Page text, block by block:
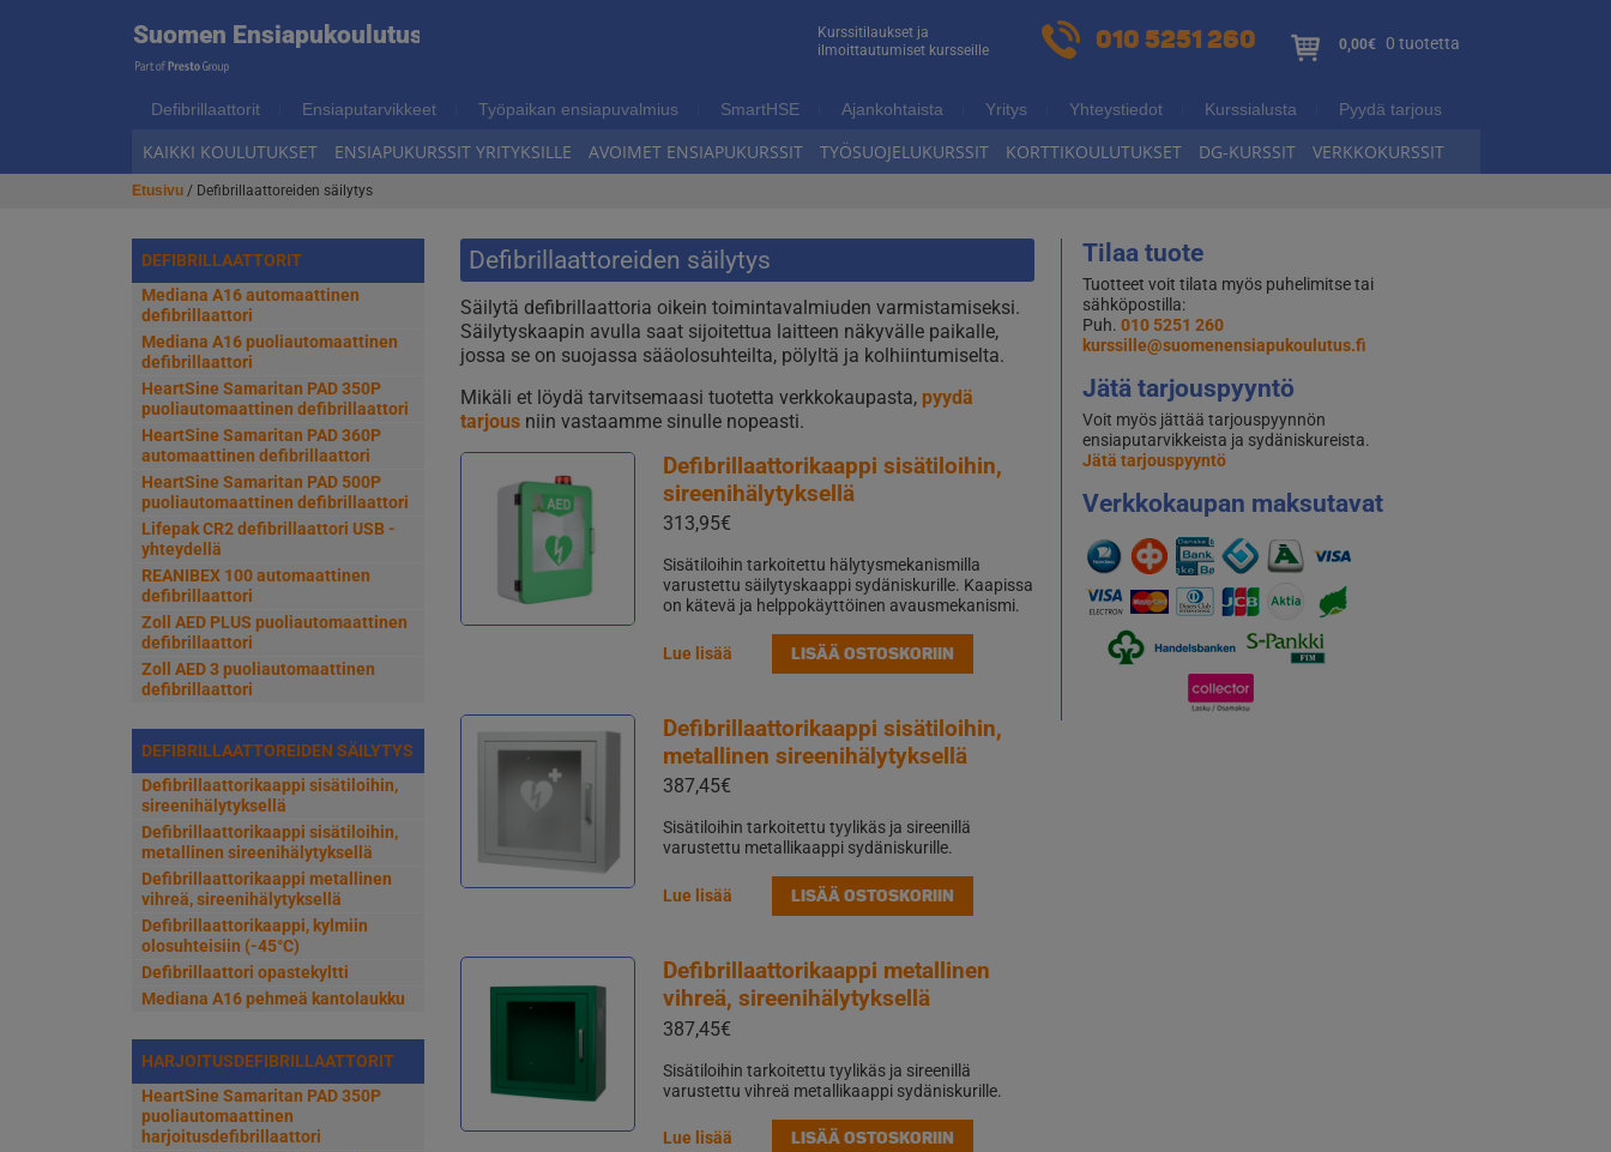
Hyppää
navigointiin
Hyppää
sisältöön
Suomen EnsiapukoulutusSuomen
Kurssitilaukset ja
ilmoittautumiset kursseille
010 5251 260 0,00€ 0 tuotetta
Defibrillaattorit Ensiaputarvikkeet Työpaikan ensiapuvalmius SmartHSE Ajankohtaista Yritys Yhteystiedot Kurssialusta Pyydä tarjous
KAIKKI KOULUTUKSET ENSIAPUKURSSIT YRITYKSILLE AVOIMET ENSIAPUKURSSIT TYÖSUOJELUKURSSIT KORTTIKOULUTUKSET DG-KURSSIT VERKKOKURSSIT
Etusivu/ Defibrillaattoreiden säilytys
DEFIBRILLAATTORIT
Mediana A16 automaattinen
defibrillaattori
Mediana A16 puoliautomaattinen
defibrillaattori
HeartSine Samaritan PAD 350P
puoliautomaattinen defibrillaattori
HeartSine Samaritan PAD 360P
automaattinen defibrillaattori
HeartSine Samaritan PAD 500P
puoliautomaattinen defibrillaattori
Lifepak CR2 defibrillaattori USB -
yhteydellä
REANIBEX 100 automaattinen
defibrillaattori
Zoll AED PLUS puoliautomaattinen
defibrillaattori
Zoll AED 3 puoliautomaattinen
defibrillaattori
DEFIBRILLAATTOREIDEN SÄILYTYS
Defibrillaattorikaappi sisätiloihin,
sireenihälytyksellä
Defibrillaattorikaappi sisätiloihin,
metallinen sireenihälytyksellä
Defibrillaattorikaappi metallinen
vihreä, sireenihälytyksellä
Defibrillaattorikaappi, kylmiin
olosuhteisiin (-45°C)
Defibrillaattori opastekyltti
Mediana A16 pehmeä kantolaukku
HARJOITUSDEFIBRILLAATTORIT
HeartSine Samaritan PAD 350P
puoliautomaattinen
harjoitusdefibrillaattori
Defibrillaattoreiden säilytys
Säilytä defibrillaattoria oikein toimintavalmiuden varmistamiseksi.
Säilytyskaapin avulla saat sijoitettua laitteen näkyvälle paikalle,
jossa se on suojassa sääolosuhteilta, pölyltä ja kolhiintumiselta.
Mikäli et löydä tarvitsemaasi tuotetta verkkokaupasta, pyydä
tarjous niin vastaamme sinulle nopeasti.
Defibrillaattorikaappi sisätiloihin,
sireenihälytyksellä
313,95€
Sisätiloihin tarkoitettu hälytysmekanismilla
varustettu säilytyskaappi sydäniskurille. Kaapissa
on kätevä ja helppokäyttöinen avausmekanismi.
Lue lisää LISÄÄ OSTOSKORIIN
Defibrillaattorikaappi sisätiloihin,
metallinen sireenihälytyksellä
387,45€
Sisätiloihin tarkoitettu tyylikäs ja sireenillä
varustettu metallikaappi sydäniskurille.
Lue lisää LISÄÄ OSTOSKORIIN
Defibrillaattorikaappi metallinen
vihreä, sireenihälytyksellä
387,45€
Sisätiloihin tarkoitettu tyylikäs ja sireenillä
varustettu vihreä metallikaappi sydäniskurille.
Lue lisää LISÄÄ OSTOSKORIIN
Tilaa tuote
Tuotteet voit tilata myös puhelimitse tai
sähköpostilla:
Puh.010 5251 260
kurssille@suomenensiapukoulutus.fi
Jätä tarjouspyyntö
Voit myös jättää tarjouspyynnön
ensiaputarvikkeista ja sydäniskureista.
Jätä tarjouspyyntö
Verkkokaupan maksutavat